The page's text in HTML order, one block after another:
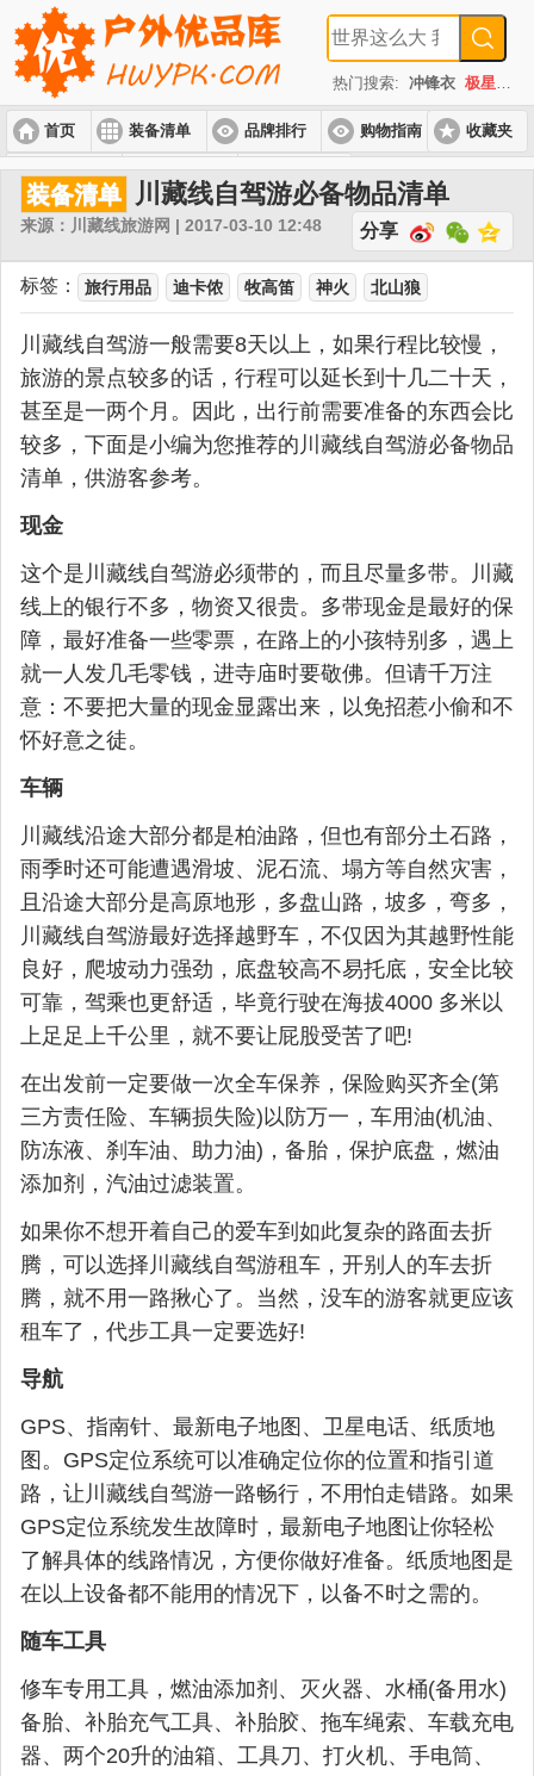
热门搜索: 冲锋衣 极星
首页 装备清单 品牌排行 购物指南
入门套装 进阶套装 高端套装
收藏夹
装备清单 川藏线自驾游必备物品清单
分享
来源：川藏线旅游网 | 2017-03-10 12:48
标签： 旅行用品 迪卡侬 牧高笛 神火 北山狼
川藏线自驾游一般需要8天以上，如果行程比较慢，
旅游的景点较多的话，行程可以延长到十几二十天，
甚至是一两个月。因此，出行前需要准备的东西会比
较多，下面是小编为您推荐的川藏线自驾游必备物品
清单，供游客参考。
现金
这个是川藏线自驾游必须带的，而且尽量多带。川藏
线上的银行不多，物资又很贵。多带现金是最好的保
障，最好准备一些零票，在路上的小孩特别多，遇上
就一人发几毛零钱，进寺庙时要敬佛。但请千万注
意：不要把大量的现金显露出来，以免招惹小偷和不
怀好意之徒。
车辆
川藏线沿途大部分都是柏油路，但也有部分土石路，
雨季时还可能遭遇滑坡、泥石流、塌方等自然灾害，
且沿途大部分是高原地形，多盘山路，坡多，弯多，
川藏线自驾游最好选择越野车，不仅因为其越野性能
良好，爬坡动力强劲，底盘较高不易托底，安全比较
可靠，驾乘也更舒适，毕竟行驶在海拔4000 多米以
上足足上千公里，就不要让屁股受苦了吧!
在出发前一定要做一次全车保养，保险购买齐全(第
三方责任险、车辆损失险)以防万一，车用油(机油、
防冻液、刹车油、助力油)，备胎，保护底盘，燃油
添加剂，汽油过滤装置。
如果你不想开着自己的爱车到如此复杂的路面去折
腾，可以选择川藏线自驾游租车，开别人的车去折
腾，就不用一路揪心了。当然，没车的游客就更应该
租车了，代步工具一定要选好!
导航
GPS、指南针、最新电子地图、卫星电话、纸质地
图。GPS定位系统可以准确定位你的位置和指引道
路，让川藏线自驾游一路畅行，不用怕走错路。如果
GPS定位系统发生故障时，最新电子地图让你轻松
了解具体的线路情况，方便你做好准备。纸质地图是
在以上设备都不能用的情况下，以备不时之需的。
随车工具
修车专用工具，燃油添加剂、灭火器、水桶(备用水)
备胎、补胎充气工具、补胎胶、拖车绳索、车载充电
器、两个20升的油箱、工具刀、打火机、手电筒、